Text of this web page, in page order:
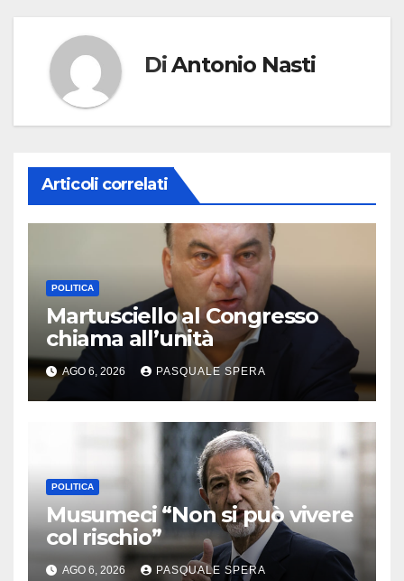
DiAntonio Nasti
Articoli correlati
POLITICA
Martusciello al Congresso
chiama all’unità
AGO 6, 2026 PASQUALE SPERA
POLITICA
Musumeci “Non si può vivere
col rischio”
AGO 6, 2026 PASQUALE SPERA